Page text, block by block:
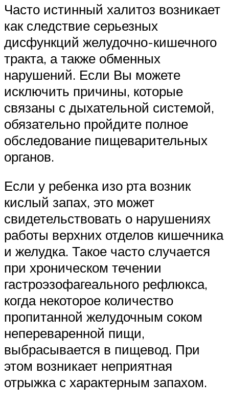
Часто истинный халитоз возникает
как следствие серьезных
дисфункций желудочно-кишечного
тракта, а также обменных
нарушений. Если Вы можете
исключить причины, которые
связаны с дыхательной системой,
обязательно пройдите полное
обследование пищеварительных
органов.
Если у ребенка изо рта возник
кислый запах, это может
свидетельствовать о нарушениях
работы верхних отделов кишечника
и желудка. Такое часто случается
при хроническом течении
гастроэзофагеального рефлюкса,
когда некоторое количество
пропитанной желудочным соком
непереваренной пищи,
выбрасывается в пищевод. При
этом возникает неприятная
отрыжка с характерным запахом.